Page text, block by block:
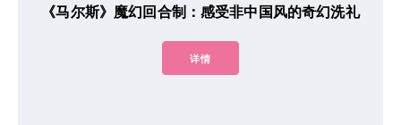
《马尔斯》魔幻回合制：感受非中国风的奇幻洗礼
详情